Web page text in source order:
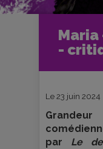
Maria
-
Accueil
Critiques
Maria -
Le 23 juin 2024
par Le